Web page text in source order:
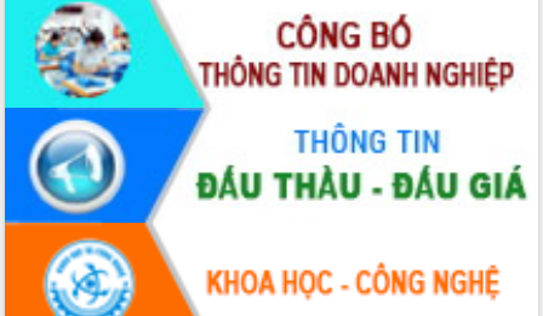
Tháo gỡ những vướng mắc, đẩy mạnh
công tác cải cách thủ tục hành chính
tại Trung tâm Phục vụ hành chính
công tỉnh
Đắk Lắk: Tôn vinh 46 giải pháp tại Hội
thi Sáng tạo Kỹ thuật 2024 - 2025
Đắk Lắk rà soát, điều chỉnh Đề án 190
về phát triển nuôi trồng thủy sản
Phó Chủ tịch UBND tỉnh Đắk Lắk
Trương Công Thái kiểm tra thực địa
Dự án cao tốc Khánh Hòa - Buôn Ma
Thuột